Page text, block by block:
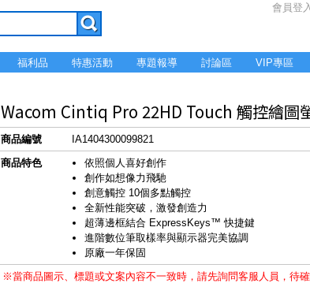
會員登
福利品 特惠活動 專題報導 討論區 VIP專區
Wacom Cintiq Pro 22HD Touch 觸控繪圖
商品編號
IA1404300099821
商品特色
依照個人喜好創作
創作如想像力飛馳
創意觸控 10個多點觸控
全新性能突破，激發創造力
超薄邊框結合 ExpressKeys™ 快捷鍵
進階數位筆取樣率與顯示器完美協調
原廠一年保固
※當商品圖示、標題或文案內容不一致時，請先詢問客服人員，待